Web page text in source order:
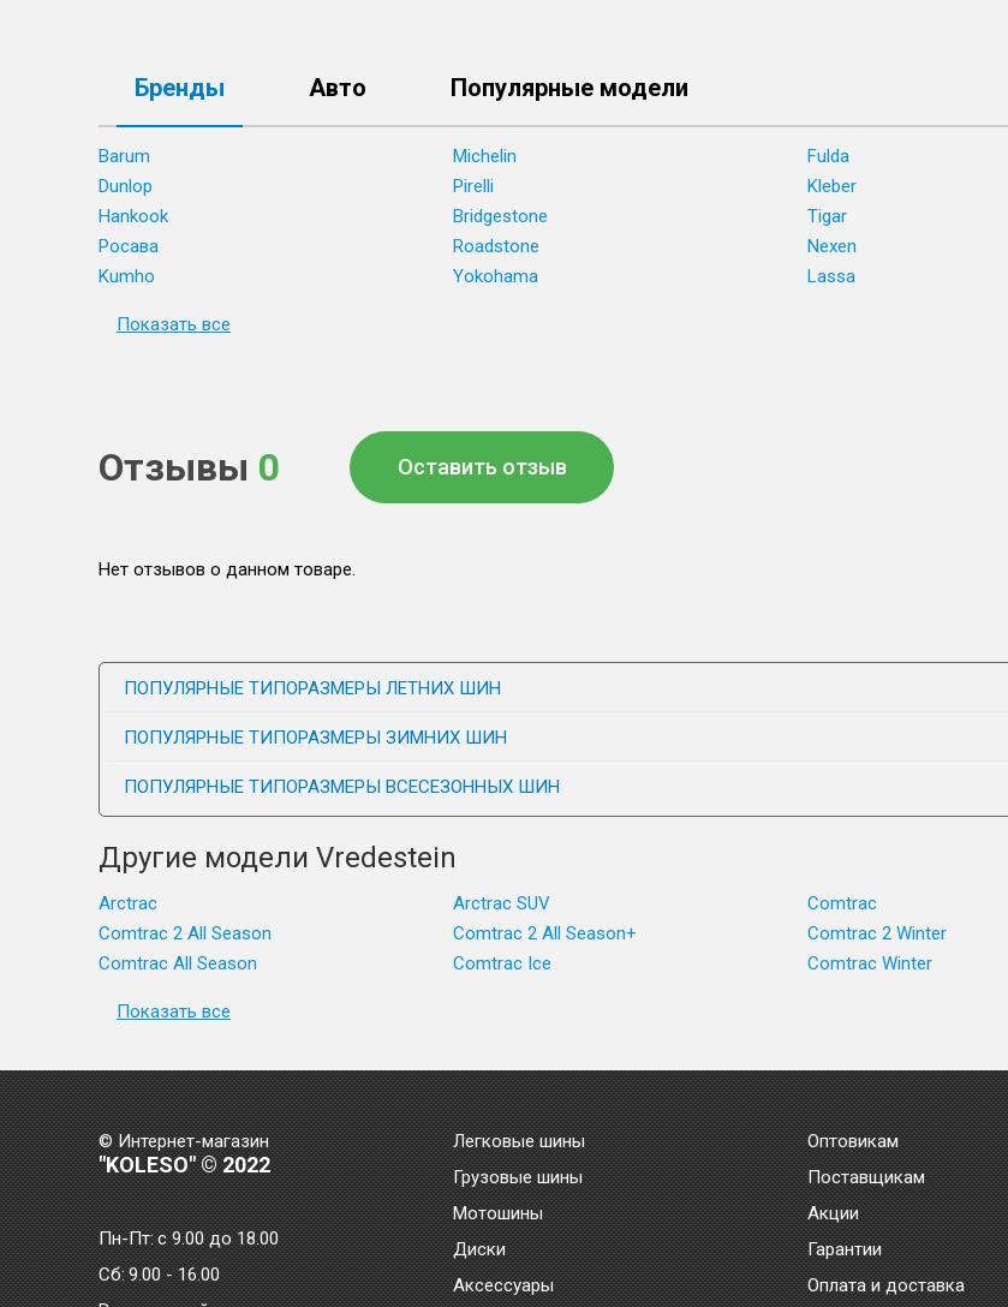
Бренды Авто Популярные модели
Barum Michelin Fulda
Dunlop
Pirelli Kleber
Hankook
Bridgestone Tigar
Росава
Roadstone Nexen
Kumho
Yokohama Lassa
Показать все
Отзывы 0 Оставить отзыв
Нет отзывов о данном товаре.
ПОПУЛЯРНЫЕ ТИПОРАЗМЕРЫ ЛЕТНИХ ШИН
ПОПУЛЯРНЫЕ ТИПОРАЗМЕРЫ ЗИМНИХ ШИН
ПОПУЛЯРНЫЕ ТИПОРАЗМЕРЫ ВСЕСЕЗОННЫХ ШИН
Другие модели Vredestein
Arctrac Arctrac SUV Comtrac
Comtrac 2 All Season
Comtrac 2 All Season+ Comtrac 2 Winter
Comtrac All Season
Comtrac Ice Comtrac Winter
Показать все
© Интернет-магазин
"KOLESO" © 2022
Пн-Пт:с 9.00 до 18.00
Сб: 9.00 - 16.00
Легковые шины
Грузовые шины
Мотошины
Диски
Аксессуары
Оптовикам
Поставщикам
Акции
Гарантии
Оплата и доставка